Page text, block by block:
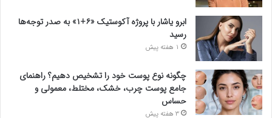
ابرو یاشار با پروژه آکوستیک «۶+۱» به صدر توجه‌ها
رسید
1 هفته پیش
چگونه نوع پوست خود را تشخیص دهیم؟ راهنمای
جامع پوست چرب، خشک، مختلط، معمولی و
حساس
3 هفته پیش